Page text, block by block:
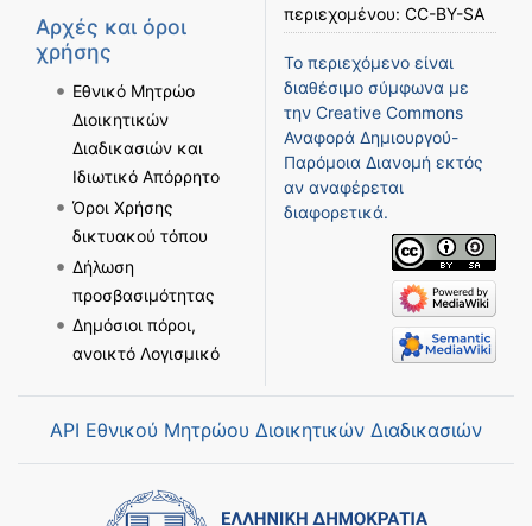
Αρχές και όροι
χρήσης
Εθνικό Μητρώο
Διοικητικών
Διαδικασιών και
Ιδιωτικό Απόρρητο
Όροι Χρήσης
δικτυακού τόπου
Δήλωση
προσβασιμότητας
Δημόσιοι πόροι,
ανοικτό Λογισμικό
περιεχομένου: CC-BY-SA
Το περιεχόμενο είναι
διαθέσιμο σύμφωνα με
την Creative Commons
Αναφορά Δημιουργού-
Παρόμοια Διανομή εκτός
αν αναφέρεται
διαφορετικά.
API Εθνικού Μητρώου Διοικητικών Διαδικασιών